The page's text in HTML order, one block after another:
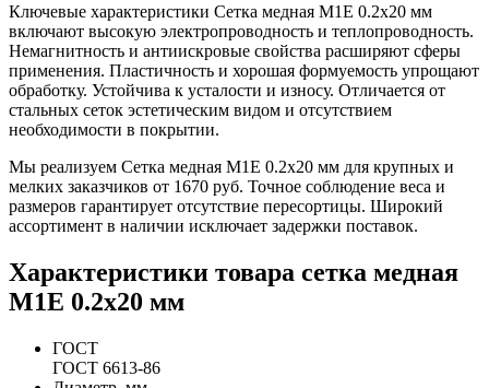
Ключевые характеристики Сетка медная М1Е 0.2х20 мм
включают высокую электропроводность и теплопроводность.
Немагнитность и антиискровые свойства расширяют сферы
применения. Пластичность и хорошая формуемость упрощают
обработку. Устойчива к усталости и износу. Отличается от
стальных сеток эстетическим видом и отсутствием
необходимости в покрытии.
Мы реализуем Сетка медная М1Е 0.2х20 мм для крупных и
мелких заказчиков от 1670 руб. Точное соблюдение веса и
размеров гарантирует отсутствие пересортицы. Широкий
ассортимент в наличии исключает задержки поставок.
Характеристики товара сетка медная
М1Е 0.2х20 мм
ГОСТ
ГОСТ 6613-86